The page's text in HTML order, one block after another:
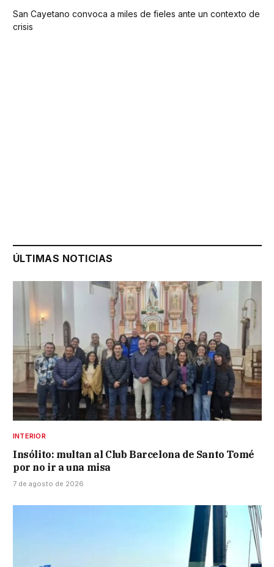
San Cayetano convoca a miles de fieles ante un contexto de
crisis
ÚLTIMAS NOTICIAS
INTERIOR
Insólito: multan al Club Barcelona de Santo Tomé
por no ir a una misa
7 de agosto de 2026